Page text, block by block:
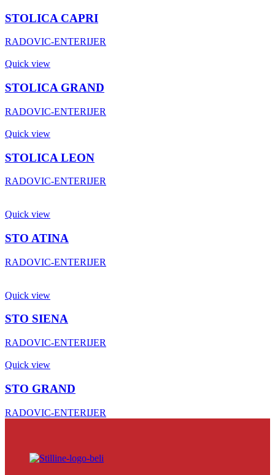
STOLICA CAPRI
RADOVIC-ENTERIJER
Quick view
STOLICA GRAND
RADOVIC-ENTERIJER
Quick view
STOLICA LEON
RADOVIC-ENTERIJER
Quick view
STO ATINA
RADOVIC-ENTERIJER
Quick view
STO SIENA
RADOVIC-ENTERIJER
Quick view
STO GRAND
RADOVIC-ENTERIJER